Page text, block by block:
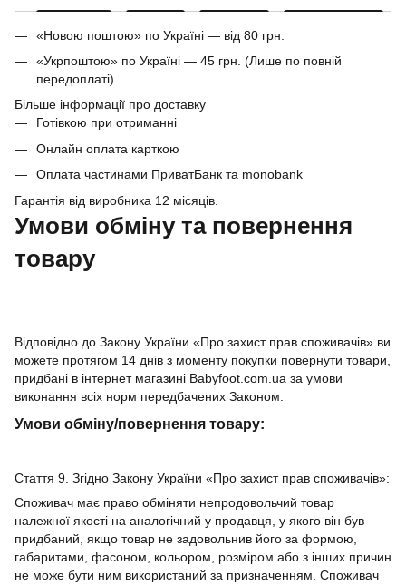
«Новою поштою» по Україні — від 80 грн.
«Укрпоштою» по Україні — 45 грн. (Лише по повній
передоплаті)
Більше інформації про доставку
Готівкою при отриманні
Онлайн оплата карткою
Оплата частинами ПриватБанк та monobank
Гарантія від виробника 12 місяців.
Умови обміну та повернення
товару
Відповідно до Закону України «Про захист прав споживачів» ви
можете протягом 14 днів з моменту покупки повернути товари,
придбані в інтернет магазині Babyfoot.com.ua за умови
виконання всіх норм передбачених Законом.
Умови обміну/повернення товару:
Стаття 9. Згідно Закону України «Про захист прав споживачів»:
Споживач має право обміняти непродовольчий товар
належної якості на аналогічний у продавця, у якого він був
придбаний, якщо товар не задовольнив його за формою,
габаритами, фасоном, кольором, розміром або з інших причин
не може бути ним використаний за призначенням. Споживач